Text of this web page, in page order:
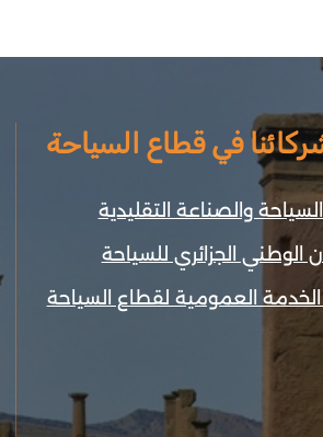
في قطاع السياحة
السياحة والصناعة التقليدية
الوطني الجزائري للسياحة
الخدمة العمومية لقطاع السياحة